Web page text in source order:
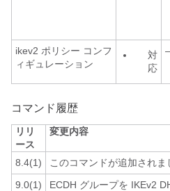
ikev2 ポリシー コンフ
ィギュレーション
対
応
コマンド履歴
リリ
ース
変更内容
8.4(1)
このコマンドが追加されま
9.0(1)
ECDH グループを IKEv2